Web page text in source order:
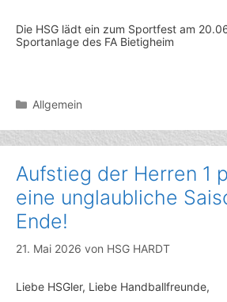
Die HSG lädt ein zum Sportfest am
Sportanlage des FA Bietigheim
Kategorien
Allgemein
Aufstieg der Herren 1
eine unglaubliche
Ende!
21. Mai 2026 von HSG HARDT
Liebe HSGler, Liebe Handballfreunde,